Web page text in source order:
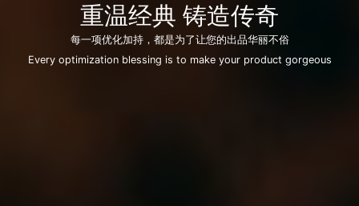
重温经典 铸造传奇
每一项优化加持，都是为了让您的出品华丽不俗
Every optimization blessing is to make your product gorgeous